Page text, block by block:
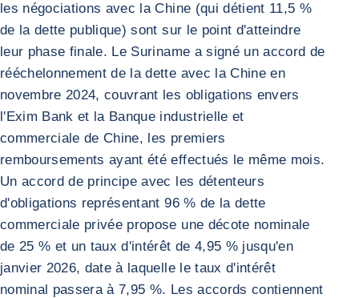
les négociations avec la Chine (qui détient 11,5 %
de la dette publique) sont sur le point d'atteindre
leur phase finale. Le Suriname a signé un accord de
rééchelonnement de la dette avec la Chine en
novembre 2024, couvrant les obligations envers
l'Exim Bank et la Banque industrielle et
commerciale de Chine, les premiers
remboursements ayant été effectués le même mois.
Un accord de principe avec les détenteurs
d'obligations représentant 96 % de la dette
commerciale privée propose une décote nominale
de 25 % et un taux d'intérêt de 4,95 % jusqu'en
janvier 2026, date à laquelle le taux d'intérêt
nominal passera à 7,95 %. Les accords contiennent